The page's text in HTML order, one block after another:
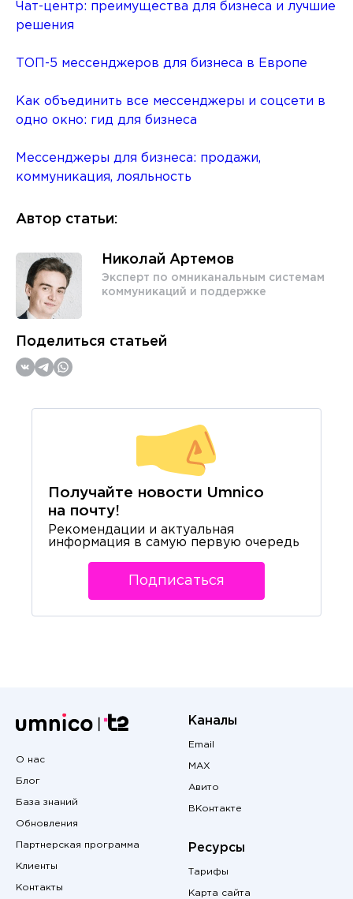
Чат-центр: преимущества для бизнеса и лучшие
решения
ТОП-5 мессенджеров для бизнеса в Европе
Как объединить все мессенджеры и соцсети в
одно окно: гид для бизнеса
Мессенджеры для бизнеса: продажи,
коммуникация, лояльность
Автор статьи:
Николай Артемов
Эксперт по омниканальным системам
коммуникаций и поддержке
Поделиться статьей
Получайте новости Umnico
на почту!
Рекомендации и актуальная
информация в самую первую очередь
Подписаться
О нас
Блог
База знаний
Обновления
Партнерская программа
Клиенты
Контакты
Каналы
Email
MAX
Авито
ВКонтакте
Ресурсы
Тарифы
Карта сайта